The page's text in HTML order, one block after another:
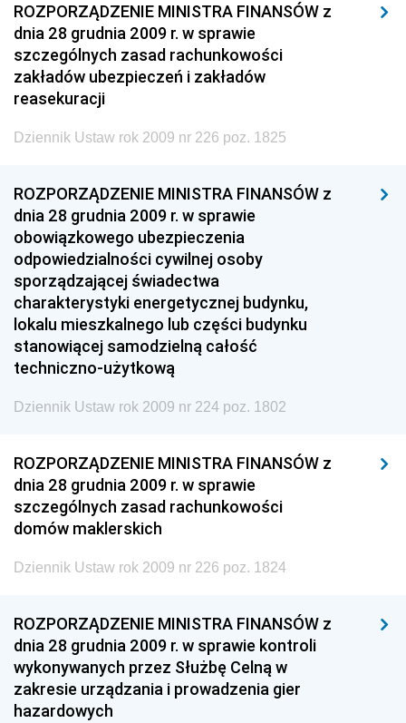
ROZPORZĄDZENIE MINISTRA FINANSÓW z
dnia 28 grudnia 2009 r. w sprawie
szczególnych zasad rachunkowości
zakładów ubezpieczeń i zakładów
reasekuracji
Dziennik Ustaw rok 2009 nr 226 poz. 1825
ROZPORZĄDZENIE MINISTRA FINANSÓW z
dnia 28 grudnia 2009 r. w sprawie
obowiązkowego ubezpieczenia
odpowiedzialności cywilnej osoby
sporządzającej świadectwa
charakterystyki energetycznej budynku,
lokalu mieszkalnego lub części budynku
stanowiącej samodzielną całość
techniczno-użytkową
Dziennik Ustaw rok 2009 nr 224 poz. 1802
ROZPORZĄDZENIE MINISTRA FINANSÓW z
dnia 28 grudnia 2009 r. w sprawie
szczególnych zasad rachunkowości
domów maklerskich
Dziennik Ustaw rok 2009 nr 226 poz. 1824
ROZPORZĄDZENIE MINISTRA FINANSÓW z
dnia 28 grudnia 2009 r. w sprawie kontroli
wykonywanych przez Służbę Celną w
zakresie urządzania i prowadzenia gier
hazardowych